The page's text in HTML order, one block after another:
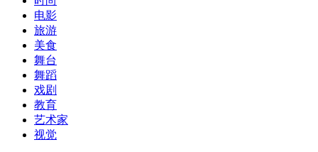
电影
旅游
美食
舞台
舞蹈
戏剧
教育
艺术家
视觉